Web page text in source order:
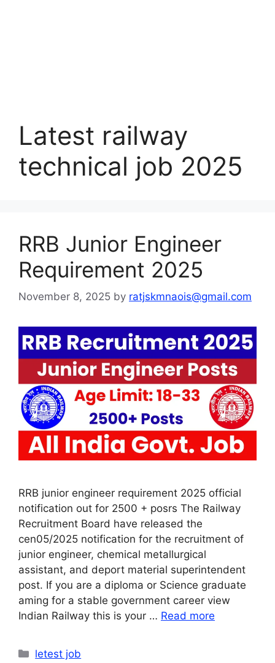
Latest railway
technical job 2025
RRB Junior Engineer
Requirement 2025
November 8, 2025 by ratjskmnaois@gmail.com
RRB junior engineer requirement 2025 official
notification out for 2500 + posrs The Railway
Recruitment Board have released the
cen05/2025 notification for the recruitment of
junior engineer, chemical metallurgical
assistant, and deport material superintendent
post. If you are a diploma or Science graduate
aming for a stable government career view
Indian Railway this is your … Read more
Categories
letest job